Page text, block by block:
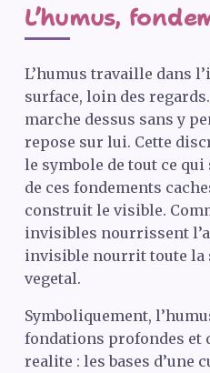
L’humus,
L’humus travaille dans
surface, loin des
marche dessus sans y
repose sur lui. Cette
le symbole de tout ce
de ces fondements
construit le visible.
invisibles nourrissent
invisible nourrit toute la
vegetal.
Symboliquement,
fondations profondes et
realite : les bases d’une